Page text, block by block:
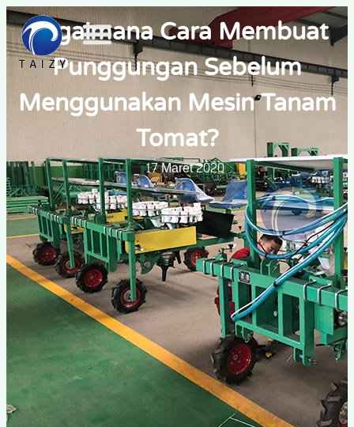
Bagaimana Cara Membuat
Punggungan Sebelum
Menggunakan Mesin Tanam
Tomat?
17 Maret 2020